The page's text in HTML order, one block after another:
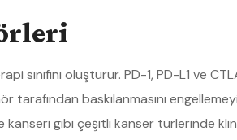
sınıfını oluşturur. PD-1, PD-L1 ve
tarafından baskılanmasını
kanseri gibi çeşitli kanser türlerinde